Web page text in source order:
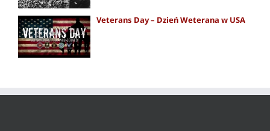
Veterans Day – Dzień Weterana w USA